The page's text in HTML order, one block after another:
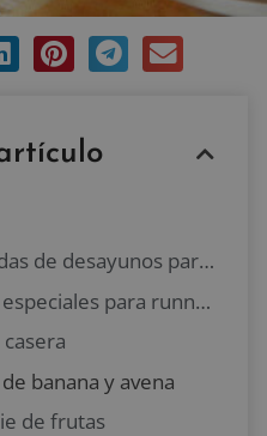
4 recetas rápidas de desayunos para runners
1. Muffins especiales para runners
banana y avena
de frutas